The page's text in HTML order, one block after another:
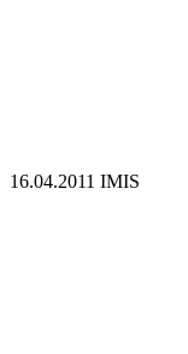
16.04.2011 IMIS